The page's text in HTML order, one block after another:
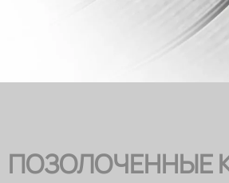
ПОЗОЛОЧЕННЫЕ